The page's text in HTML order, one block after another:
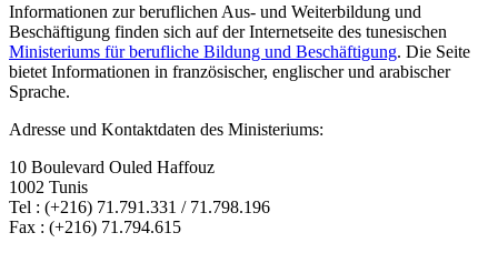
Informationen zur beruflichen Aus- und Weiterbildung und
Beschäftigung finden sich auf der Internetseite des tunesischen
Ministeriums für berufliche Bildung und Beschäftigung. Die Seite
bietet Informationen in französischer, englischer und arabischer
Sprache.
Adresse und Kontaktdaten des Ministeriums:
10 Boulevard Ouled Haffouz
1002 Tunis
Tel : (+216) 71.791.331 / 71.798.196
Fax : (+216) 71.794.615